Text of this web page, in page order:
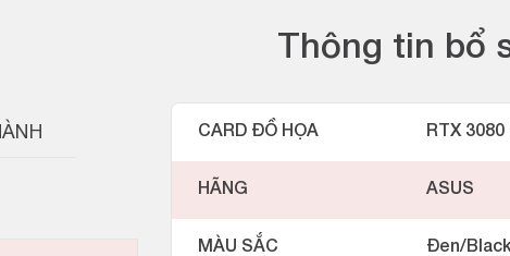
Thông tin bổ
CARD ĐỒ HỌA RTX 3080
HÃNG ASUS
MÀU SẮC Đen/Black